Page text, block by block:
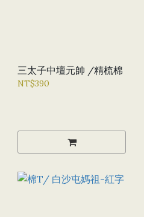
三太子中壇元帥 /精梳棉
NT$390